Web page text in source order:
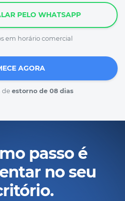
PELO WHATSAPP
em horário comercial
AGORA
de estorno de 08 dias
passo é
no seu